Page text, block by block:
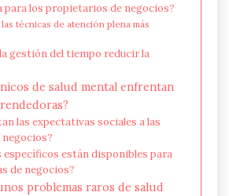
para los propietarios de negocios?
técnicas de atención plena más
gestión del tiempo reducir la
de salud mental enfrentan
las expectativas sociales a las
negocios?
específicos están disponibles para
de negocios?
problemas raros de salud